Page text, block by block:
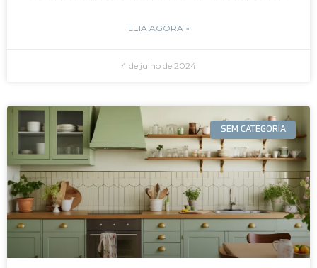
LEIA AGORA »
4 de julho de 2024
SEM CATEGORIA